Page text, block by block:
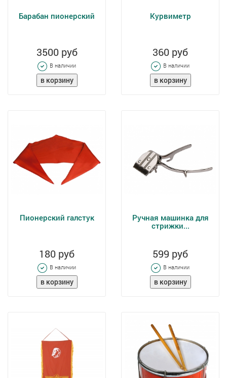
Барабан пионерский
3500 руб
В наличии
Курвиметр
360 руб
В наличии
Пионерский галстук
180 руб
В наличии
Ручная машинка для
стрижки...
599 руб
В наличии